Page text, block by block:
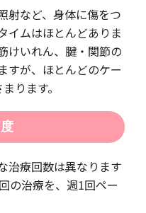
射など、身体に傷をつ
イムはほとんどありま
けいれん、腱・関節の
すが、ほとんどのケー
ります。
治療回数は異なります
の治療を、週1回ペー